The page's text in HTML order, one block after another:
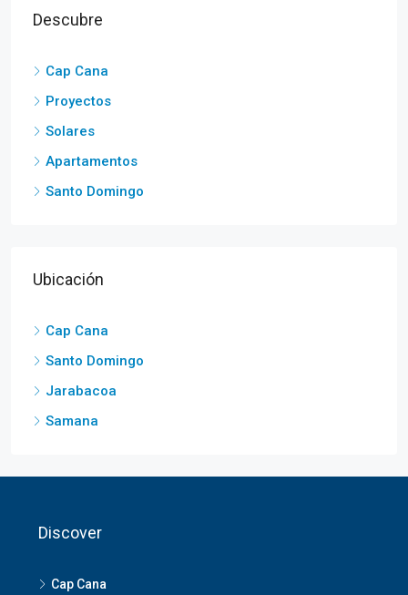
Descubre
Cap Cana
Proyectos
Solares
Apartamentos
Santo Domingo
Ubicación
Cap Cana
Santo Domingo
Jarabacoa
Samana
Discover
Cap Cana